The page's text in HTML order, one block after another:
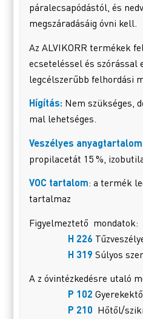
páralecsapódástól, és
megszáradásáig óvni kell.
Az ALVIKORR termékek
ecseteléssel és szórással
legcélszerűbb felhordási
Hígítás: Nem szükséges,
mal lehetséges.
Veszélyes
propilacetát 15 %,
VOC tartalom: a termék
tartalmaz
Figyelmeztető mondatok:
H 226
H 319 Súlyos
A z óvintézkedésre utaló
P 102
P 210 Hőtől/